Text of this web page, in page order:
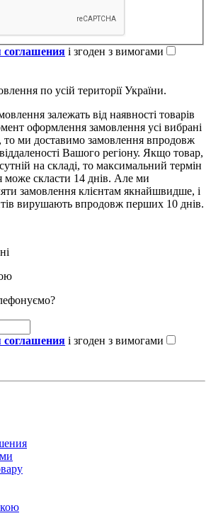
соглашения і згоден з вимогами
по усій території України.
залежать від наявності товарів
оформлення замовлення усі вибрані
то ми доставимо замовлення впродовж
Вашого регіону. Якщо товар,
на складі, то максимальний термін
може скласти 14 днів. Але ми
замовлення клієнтам якнайшвидше, і
вирушають впродовж перших 10 днів.
соглашения і згоден з вимогами